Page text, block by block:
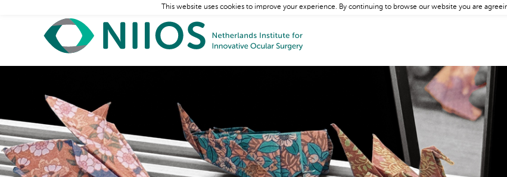
This website uses cookies to improve your experience. By continuing to browse our website you are